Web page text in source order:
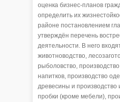
оценка бизнес-планов
определить их
районе постановлением
утверждён перечень
деятельности. В него
животноводство,
рыболовство,
напитков, производство
древесины и производство
пробки (кроме мебели),